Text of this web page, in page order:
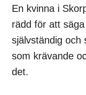
En kvinna i
rädd för att
självständig och
som krävande
det.